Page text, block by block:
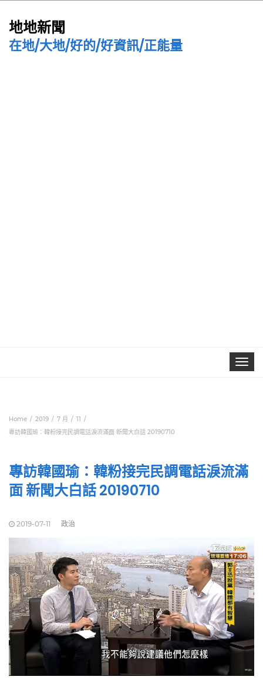
地地新聞
在地/大地/好的/好資訊/正能量
Toggle
Home 2019 7 月
11
專訪韓國瑜：韓粉接完民調電話淚流滿面 新聞大白話 20190710
專訪韓國瑜：韓粉接完民調電話淚流滿
面 新聞大白話 20190710
2019-07-11 政治